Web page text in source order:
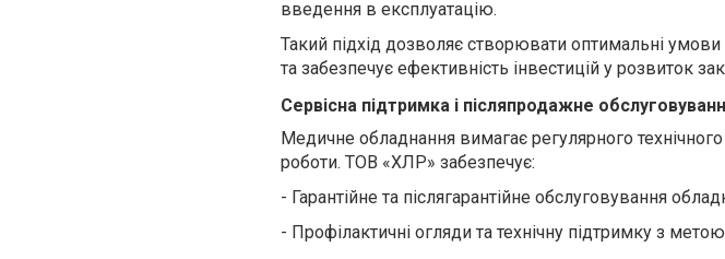
введення в експлуатацію.
Такий підхід дозволяє створювати оптимальні
та забезпечує ефективність інвестицій у розвиток
Сервісна підтримка і післяпродажне
Медичне обладнання вимагає регулярного
роботи. ТОВ «ХЛР» забезпечує:
- Гарантійне та післягарантійне обслуговування
- Профілактичні огляди та технічну підтримку з